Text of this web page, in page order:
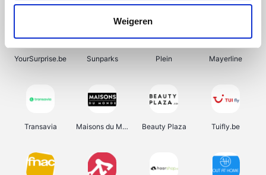
Weigeren
YourSurprise.be Sunparks Plein Mayerline
Transavia Maisons du Monde Beauty Plaza Tuifly.be